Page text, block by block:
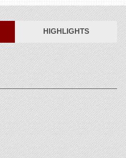
HIGHLIGHTS